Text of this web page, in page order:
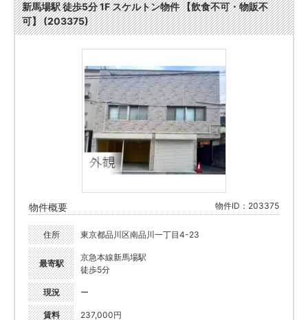
新馬場駅 徒歩5分 1F スケルトン物件 【飲食不可・物販不
可】 (203375)
物件概要 物件ID：203375
住所 東京都品川区南品川一丁目4-23
最寄駅
京急本線新馬場駅
徒歩5分
現況 ー
賃料 237,000円